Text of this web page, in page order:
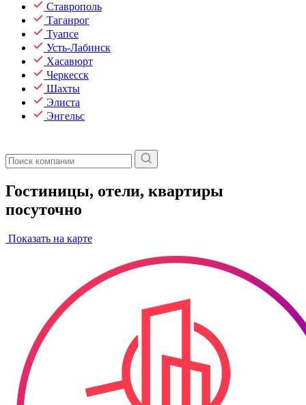
Ставрополь
Таганрог
Туапсе
Усть-Лабинск
Хасавюрт
Черкесск
Шахты
Элиста
Энгельс
Гостиницы, отели, квартиры
посуточно
Показать на карте